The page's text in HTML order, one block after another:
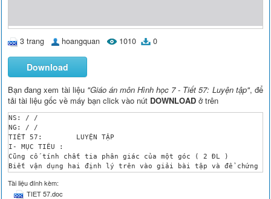
3 trang hoangquan 1010 0
Download
Bạn đang xem tài liệu "Giáo án môn Hình học 7 - Tiết 57: Luyện tập", để
tải tài liệu gốc về máy bạn click vào nút DOWNLOAD ở trên
NS: / /
NG: / /
TIẾT 57:	LUYỆN TẬP
I- MỤC TIÊU :
Cũng cố tính chất tia phân giác của một góc ( 2 ĐL )
Biết vận dụng hai định lý trên vào giải bài tập và để chứng
Rèn kỹ năng vẽ hình , suy luận một bài toán
II- CHUẨN BỊ :
-thước 2 lề song song , com pa , thước đo độ
Tài liệu đính kèm:
TIET 57.doc